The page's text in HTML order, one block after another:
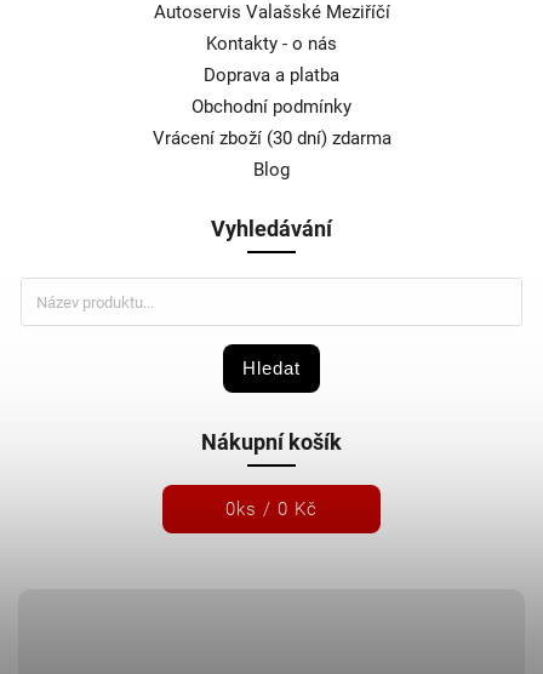
Autoservis Valašské Meziříčí
Kontakty - o nás
Doprava a platba
Obchodní podmínky
Vrácení zboží (30 dní) zdarma
Blog
Vyhledávání
Hledat
Nákupní košík
0ks / 0 Kč